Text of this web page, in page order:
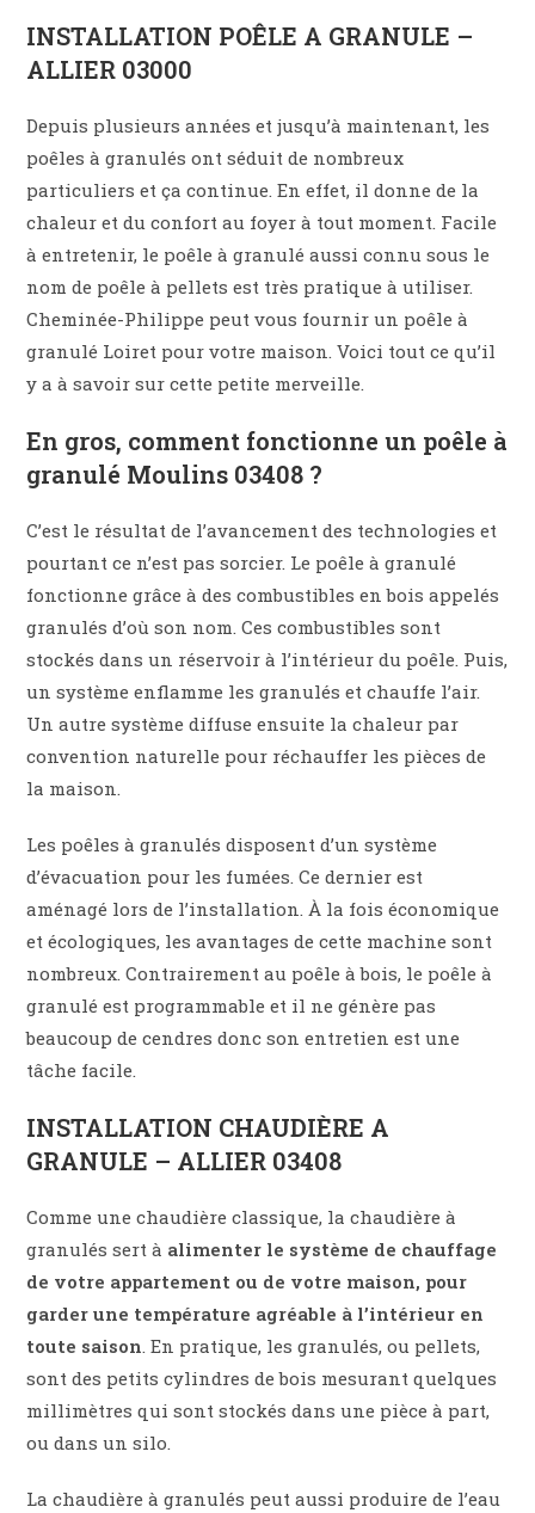
INSTALLATION POÊLE A GRANULE –
ALLIER 03000
Depuis plusieurs années et jusqu’à maintenant, les
poêles à granulés ont séduit de nombreux
particuliers et ça continue. En effet, il donne de la
chaleur et du confort au foyer à tout moment. Facile
à entretenir, le poêle à granulé aussi connu sous le
nom de poêle à pellets est très pratique à utiliser.
Cheminée-Philippe peut vous fournir un poêle à
granulé Loiret pour votre maison. Voici tout ce qu’il
y a à savoir sur cette petite merveille.
En gros, comment fonctionne un poêle à
granulé Moulins 03408 ?
C’est le résultat de l’avancement des technologies et
pourtant ce n’est pas sorcier. Le poêle à granulé
fonctionne grâce à des combustibles en bois appelés
granulés d’où son nom. Ces combustibles sont
stockés dans un réservoir à l’intérieur du poêle. Puis,
un système enflamme les granulés et chauffe l’air.
Un autre système diffuse ensuite la chaleur par
convention naturelle pour réchauffer les pièces de
la maison.
Les poêles à granulés disposent d’un système
d’évacuation pour les fumées. Ce dernier est
aménagé lors de l’installation. À la fois économique
et écologiques, les avantages de cette machine sont
nombreux. Contrairement au poêle à bois, le poêle à
granulé est programmable et il ne génère pas
beaucoup de cendres donc son entretien est une
tâche facile.
INSTALLATION CHAUDIÈRE A
GRANULE – ALLIER 03408
Comme une chaudière classique, la chaudière à
granulés sert à alimenter le système de chauffage
de votre appartement ou de votre maison, pour
garder une température agréable à l’intérieur en
toute saison. En pratique, les granulés, ou pellets,
sont des petits cylindres de bois mesurant quelques
millimètres qui sont stockés dans une pièce à part,
ou dans un silo.
La chaudière à granulés peut aussi produire de l’eau